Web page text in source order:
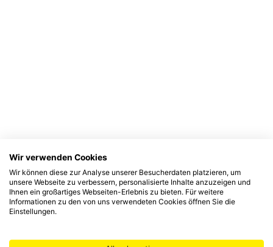
Wir verwenden Cookies
Wir können diese zur Analyse unserer Besucherdaten platzieren, um
unsere Webseite zu verbessern, personalisierte Inhalte anzuzeigen und
Ihnen ein großartiges Webseiten-Erlebnis zu bieten. Für weitere
Informationen zu den von uns verwendeten Cookies öffnen Sie die
Einstellungen.